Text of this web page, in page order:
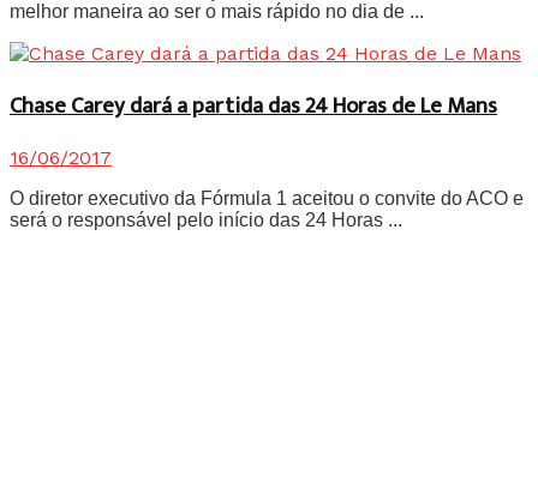
melhor maneira ao ser o mais rápido no dia de ...
Chase Carey dará a partida das 24 Horas de Le Mans
16/06/2017
O diretor executivo da Fórmula 1 aceitou o convite do ACO e
será o responsável pelo início das 24 Horas ...